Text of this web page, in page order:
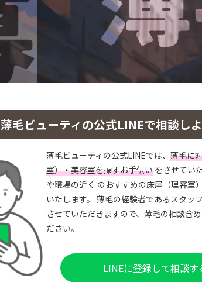
薄毛ビューティの公式LINEで相談しよ
薄毛ビューティの公式LINEでは、 薄毛に
室）・美容室を探すお手伝い をさせてい
や職場の近く のおすすめの床屋（理容室
いたします。 薄毛の経験者であるスタッ
させていただきますので、薄毛の相談含
ださい。
LINEに登録して相談す